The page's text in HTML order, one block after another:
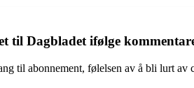
til Dagbladet ifølge
til abonnement, følelsen av å bli lurt